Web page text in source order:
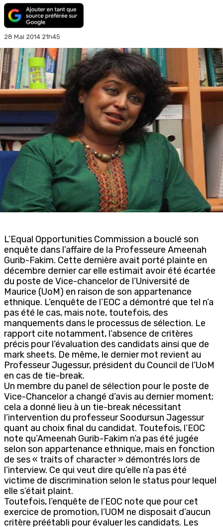
28 Mai 2014 21h45
L’Equal Opportunities Commission a bouclé son
enquête dans l’affaire de la Professeure Ameenah
Gurib-Fakim. Cette dernière avait porté plainte en
décembre dernier car elle estimait avoir été écartée
du poste de Vice-chancelor de l’Université de
Maurice (UoM) en raison de son appartenance
ethnique. L’enquête de l’EOC a démontré que tel n’a
pas été le cas, mais note, toutefois, des
manquements dans le processus de sélection. Le
rapport cite notamment, l’absence de critères
précis pour l’évaluation des candidats ainsi que de
mark sheets. De même, le dernier mot revient au
Professeur Jugessur, président du Council de l’UoM
en cas de tie-break.
Un membre du panel de sélection pour le poste de
Vice-Chancelor a changé d’avis au dernier moment;
cela a donné lieu à un tie-break nécessitant
l’intervention du professeur Soodursun Jagessur
quant au choix final du candidat. Toutefois, l’EOC
note qu’Ameenah Gurib-Fakim n’a pas été jugée
selon son appartenance ethnique, mais en fonction
de ses « traits of character » démontrés lors de
l’interview. Ce qui veut dire qu’elle n’a pas été
victime de discrimination selon le status pour lequel
elle s’était plaint.
Toutefois, l’enquête de l’EOC note que pour cet
exercice de promotion, l’UOM ne disposait d’aucun
critère préétabli pour évaluer les candidats. Les